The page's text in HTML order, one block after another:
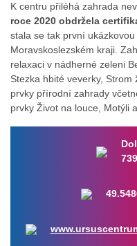
K centru přiléhá zahrada
roce 2020 obdržela
stala se tak první
Moravskoslezském kraji.
relaxaci v nádherné zeleni
Stezka hbité veverky,
prvky přírodní zahrady
prvky Život na louce, Motýli